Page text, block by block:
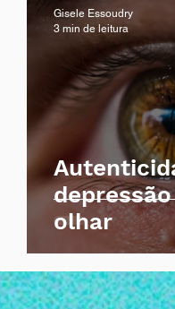
olhar
Gisele Essoudry
3 min de leitura